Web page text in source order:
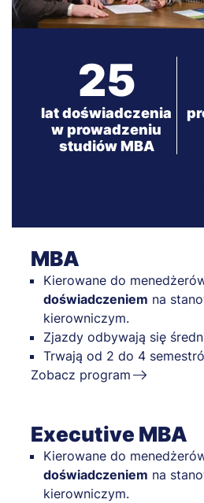
25
lat doświadczenia
w prowadzeniu
studiów MBA
MBA
Kierowane do
doświadczeniem na
kierowniczym.
Zjazdy odbywają się
Trwają od 2 do 4
Zobacz program
Executive MBA
Kierowane do
doświadczeniem na
kierowniczym.